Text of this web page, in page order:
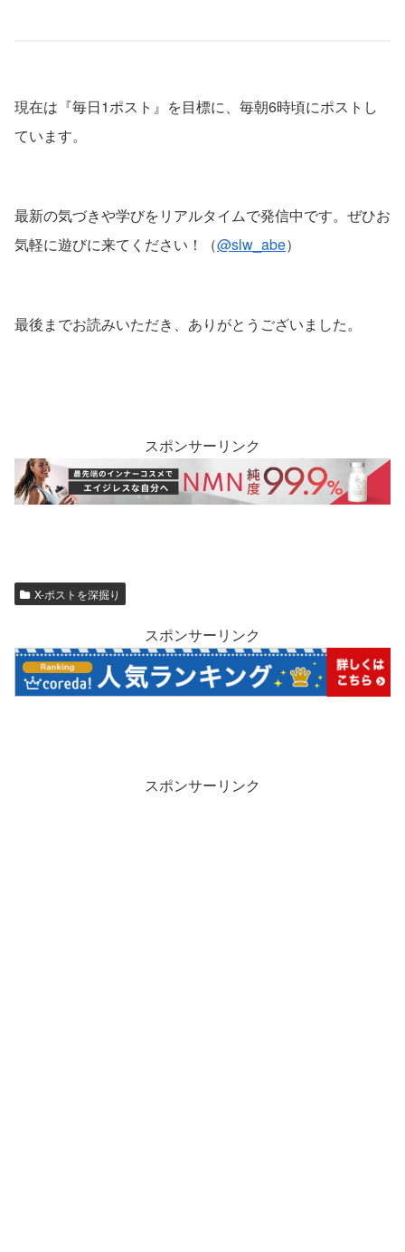
現在は『毎日1ポスト』を目標に、毎朝6時頃にポストし
ています。
最新の気づきや学びをリアルタイムで発信中です。ぜひお
気軽に遊びに来てください！（@slw_abe）
最後までお読みいただき、ありがとうございました。
スポンサーリンク
X-ポストを深掘り
スポンサーリンク
スポンサーリンク